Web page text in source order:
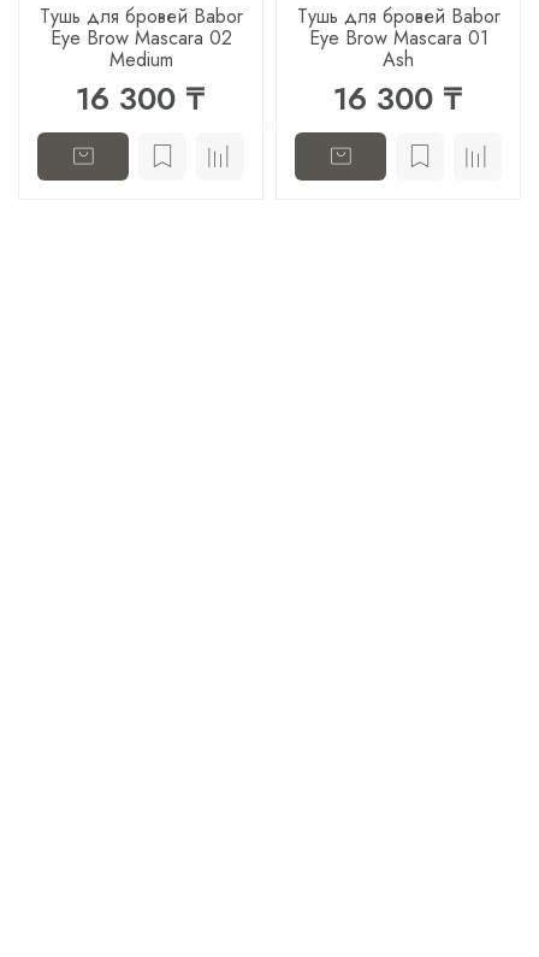
Тушь для бровей Babor
Eye Brow Mascara 02
Medium
16 300 ₸
Тушь для бровей Babor
Eye Brow Mascara 01
Ash
16 300 ₸